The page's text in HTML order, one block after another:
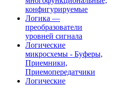
конфигурируемые
Логика —
преобразователи
уровней сигнала
Логические
микросхемы - Буферы,
Приемники,
Приемопередатчики
Логические